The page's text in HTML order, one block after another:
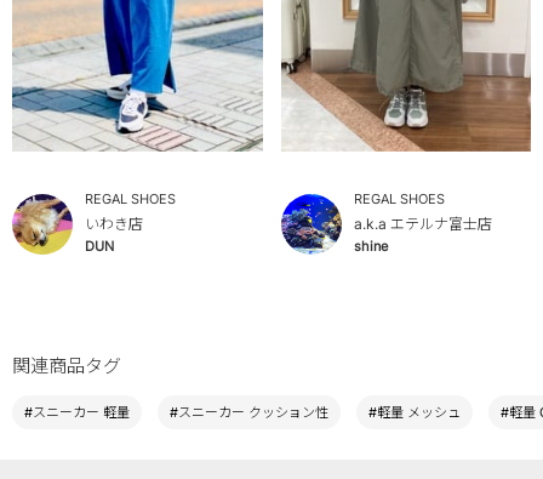
REGAL SHOES
いわき店
DUN
REGAL SHOES
a.k.a エテルナ富士店
shine
関連商品タグ
#スニーカー 軽量 #スニーカー クッション性 #軽量 メッシュ #軽量